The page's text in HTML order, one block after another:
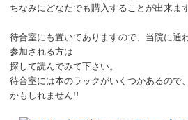
ちなみにどなたでも購入することが出来ま
待合室にも置いてありますので、当院に通
参加される方は
探して読んでみて下さい。
待合室には本のラックがいくつかあるので
かもしれません!!